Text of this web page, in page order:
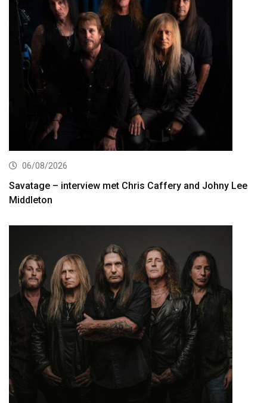
06/08/2026
Savatage – interview met Chris Caffery and Johny Lee
Middleton